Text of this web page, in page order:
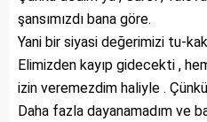
şansımızdı bana göre.
Yani bir siyasi değerimizi tu-
Elimizden kayıp gidecekti ,
izin veremezdim haliyle .
Daha fazla dayanamadım ve